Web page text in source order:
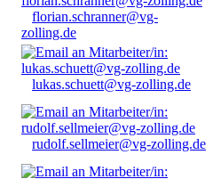
florian.schranner@vg-
zolling.de
lukas.schuett@vg-zolling.de
rudolf.sellmeier@vg-zolling.de